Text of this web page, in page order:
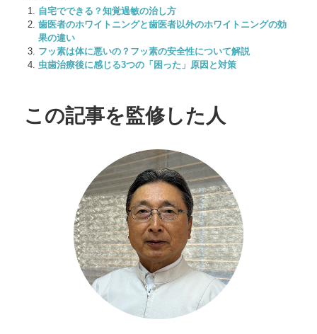
自宅でできる？知覚過敏の治し方
歯医者のホワイトニングと歯医者以外のホワイトニングの効
果の違い
フッ素は体に悪いの？フッ素の安全性について解説
虫歯治療後に感じる3つの「困った」原因と対策
この記事を監修した人